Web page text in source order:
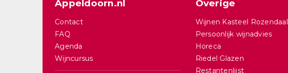
Appeldoorn.nl
Contact
FAQ
Agenda
Wijncursus
Overige
Wijnen Kasteel Rozendaal
Persoonlijk wijnadvies
Horeca
Riedel Glazen
Restantenlijst